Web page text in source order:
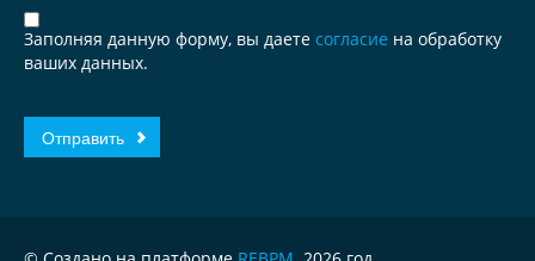
Заполняя данную форму, вы даете согласие на обработку
ваших данных.